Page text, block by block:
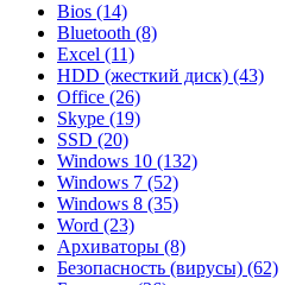
Bios (14)
Bluetooth (8)
Excel (11)
HDD (жесткий диск) (43)
Office (26)
Skype (19)
SSD (20)
Windows 10 (132)
Windows 7 (52)
Windows 8 (35)
Word (23)
Архиваторы (8)
Безопасность (вирусы) (62)